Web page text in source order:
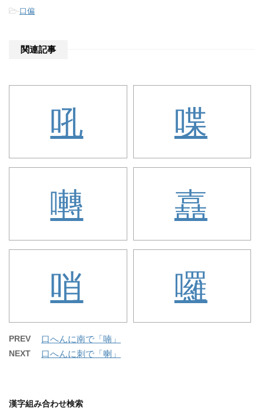
-口偏
関連記事
吼 喋
囀 嚞
哨 囉
PREV 口へんに南で「喃」
NEXT 口へんに刺で「喇」
漢字組み合わせ検索